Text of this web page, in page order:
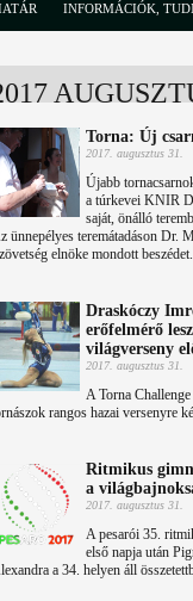
INFORMÁCIÓK,
Torna: Új
2017. augusztus 31.
Újabb
a túrkevei KNIR
saját, önálló
ünnepélyes teremátadáson Dr.
elnöke mondott
Draskóczy
erőfelmérő
világverseny
2017. augusztus 31.
A Torna
rangos hazai versenyre
Ritmikus
a
2017. augusztus 31.
A pesarói 35.
első napja után
a 34. helyen áll